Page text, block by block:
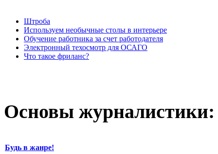
Штроба
Используем необычные столы в интерьере
Обучение работника за счет работодателя
Электронный техосмотр для ОСАГО
Что такое фриланс?
Основы журналистики:
Будь в жанре!